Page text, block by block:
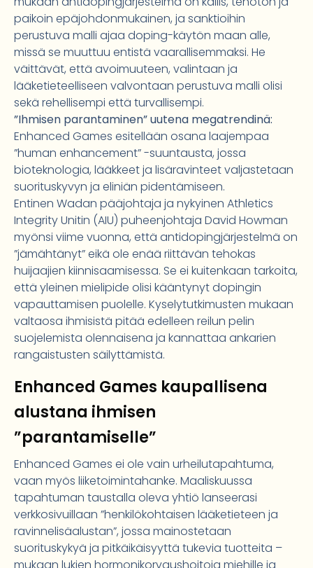
paikoin epäjohdonmukainen, ja sanktioihin
perustuva malli ajaa doping-käytön maan alle,
missä se muuttuu entistä vaarallisemmaksi. He
väittävät, että avoimuuteen, valintaan ja
lääketieteelliseen valvontaan perustuva malli olisi
sekä rehellisempi että turvallisempi.
”Ihmisen parantaminen” uutena megatrendinä:
Enhanced Games esitellään osana laajempaa
”human enhancement” -suuntausta, jossa
bioteknologia, lääkkeet ja lisäravinteet valjastetaan
suorituskyvyn ja eliniän pidentämiseen.
Entinen Wadan pääjohtaja ja nykyinen Athletics
Integrity Unitin (AIU) puheenjohtaja David Howman
myönsi viime vuonna, että antidopingjärjestelmä on
”jämähtänyt” eikä ole enää riittävän tehokas
huijaajien kiinnisaamisessa. Se ei kuitenkaan tarkoita,
että yleinen mielipide olisi kääntynyt dopingin
vapauttamisen puolelle. Kyselytutkimusten mukaan
valtaosa ihmisistä pitää edelleen reilun pelin
suojelemista olennaisena ja kannattaa ankarien
rangaistusten säilyttämistä.
Enhanced Games kaupallisena
alustana ihmisen
”parantamiselle”
Enhanced Games ei ole vain urheilutapahtuma,
vaan myös liiketoimintahanke. Maaliskuussa
tapahtuman taustalla oleva yhtiö lanseerasi
verkkosivuillaan ”henkilökohtaisen lääketieteen ja
ravinnelisäalustan”, jossa mainostetaan
suorituskykyä ja pitkäikäisyyttä tukevia tuotteita –